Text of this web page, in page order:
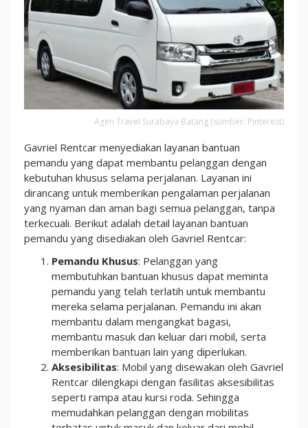
Agen Travel Surabaya Batang (sumber: Pinterest)
Gavriel Rentcar menyediakan layanan bantuan
pemandu yang dapat membantu pelanggan dengan
kebutuhan khusus selama perjalanan. Layanan ini
dirancang untuk memberikan pengalaman perjalanan
yang nyaman dan aman bagi semua pelanggan, tanpa
terkecuali. Berikut adalah detail layanan bantuan
pemandu yang disediakan oleh Gavriel Rentcar:
Pemandu Khusus: Pelanggan yang
membutuhkan bantuan khusus dapat meminta
pemandu yang telah terlatih untuk membantu
mereka selama perjalanan. Pemandu ini akan
membantu dalam mengangkat bagasi,
membantu masuk dan keluar dari mobil, serta
memberikan bantuan lain yang diperlukan.
Aksesibilitas: Mobil yang disewakan oleh Gavriel
Rentcar dilengkapi dengan fasilitas aksesibilitas
seperti rampa atau kursi roda. Sehingga
memudahkan pelanggan dengan mobilitas